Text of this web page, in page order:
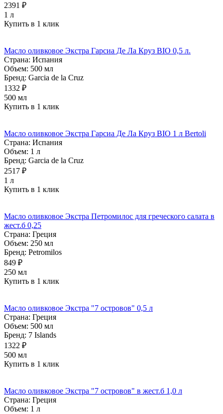
2391 ₽
1 л
Купить в 1 клик
Масло оливковое Экстра Гарсиа Де Ла Круз BIO 0,5 л.
Страна: Испания
Объем: 500 мл
Бренд: Garcia de la Cruz
1332 ₽
500 мл
Купить в 1 клик
Масло оливковое Экстра Гарсиа Де Ла Круз BIO 1 л Bertoli
Страна: Испания
Объем: 1 л
Бренд: Garcia de la Cruz
2517 ₽
1 л
Купить в 1 клик
Масло оливковое Экстра Петромилос для греческого салата в
жест.б 0,25
Страна: Греция
Объем: 250 мл
Бренд: Petromilos
849 ₽
250 мл
Купить в 1 клик
Масло оливковое Экстра "7 островов" 0,5 л
Страна: Греция
Объем: 500 мл
Бренд: 7 Islands
1322 ₽
500 мл
Купить в 1 клик
Масло оливковое Экстра "7 островов" в жест.б 1,0 л
Страна: Греция
Объем: 1 л